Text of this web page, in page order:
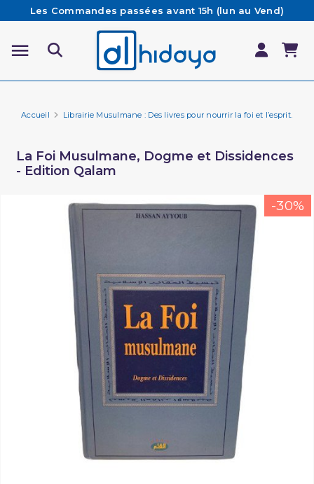
Les Commandes passées avant 15h (lun au Vend)
sont préparées et expédiées le jour même
Besoin d'aide ? Retrouvez notre FAQ
Livraison offerte à partir de 65€ d'achat*
Accueil Librairie Musulmane : Des livres pour nourrir la foi et l’esprit.
La Foi Musulmane, Dogme et Dissidences
- Edition Qalam
-30%